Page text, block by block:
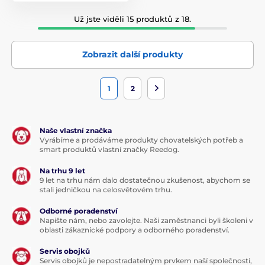
vibrací a poté impulsem.
Elektrické ohradníky:Elektrické ohradníky jsou zařízení,
která vytvářejí hrazení nikoli fyzickou zábranou, ale pomocí
elektrických impulzů. Ohradník udrží zvířata ve
vymezením prostoru pomocí citelného elektrického
výboje, který však nemá takovou sílu, aby zvířeti nebo
náhodnému kolemjdoucímu ublížil.
vzdálenosti 27,5 metru, a pes nemůže tuto oblast opustit.
Při použití většího počtu základen lze oblast neomezeně
rozšířit. Můžete tedy například umístit základnu před a za
barák, čímž pokryjete celý pozemek a nemusíte řešit
natahování a zakopávání drátu.
kdy k nápravě dochází pomocí spreje, který je vystříknut
psovi na čumák, pokud vkročí do vymezené zóny. Jedná
se o druhou nejúčinnější a bezbolestnou metodu korekce
Už jste viděli 15 produktů z 18.
Zobrazit další produkty
1 2
Naše vlastní značka
Vyrábíme a prodáváme produkty chovatelských potřeb a
smart produktů vlastní značky Reedog.
Na trhu 9 let
9 let na trhu nám dalo dostatečnou zkušenost, abychom se
stali jedničkou na celosvětovém trhu.
Odborné poradenství
Napište nám, nebo zavolejte. Naši zaměstnanci byli školeni v
oblasti zákaznické podpory a odborného poradenství.
Servis obojků
Servis obojků je nepostradatelným prvkem naší společnosti,